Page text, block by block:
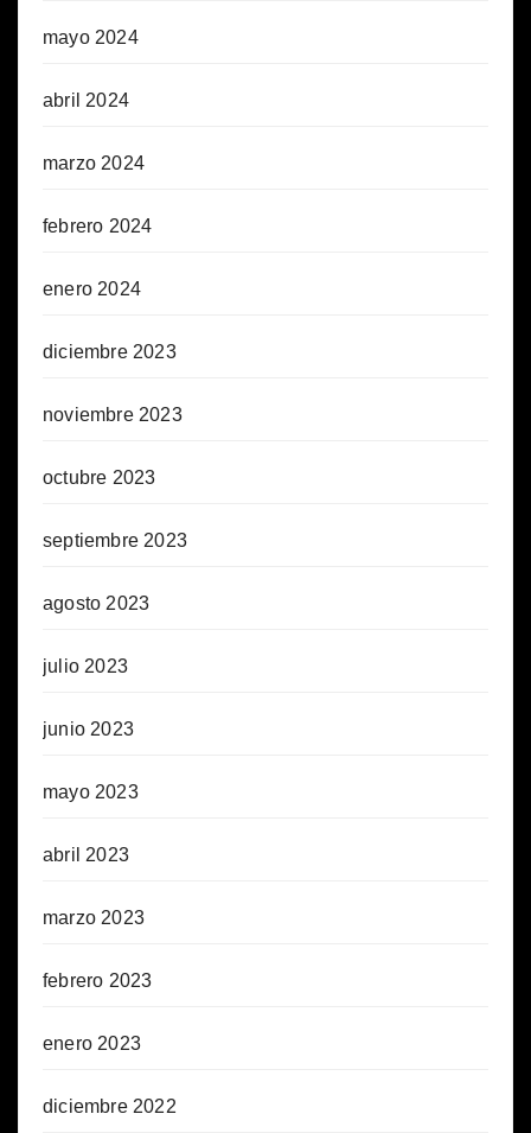
mayo 2024
abril 2024
marzo 2024
febrero 2024
enero 2024
diciembre 2023
noviembre 2023
octubre 2023
septiembre 2023
agosto 2023
julio 2023
junio 2023
mayo 2023
abril 2023
marzo 2023
febrero 2023
enero 2023
diciembre 2022